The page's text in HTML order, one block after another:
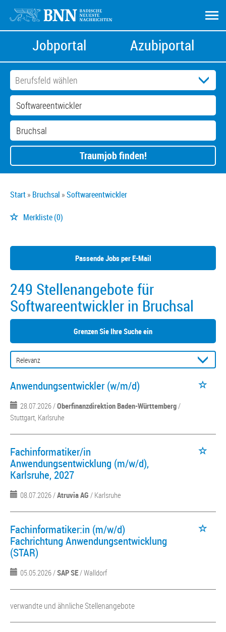
Jobportal Azubiportal
Traumjob finden!
Start Bruchsal Softwareentwickler
Merkliste(0)
Passende Jobs per E-Mail
249 Stellenangebote für
Softwareentwickler in Bruchsal
Grenzen Sie Ihre Suche ein
Anwendungsentwickler (w/m/d)
28.07.2026 /Oberfinanzdirektion Baden-Württemberg/
Stuttgart, Karlsruhe
Fachinformatiker/in
Anwendungsentwicklung (m/w/d),
Karlsruhe, 2027
08.07.2026 /Atruvia AG / Karlsruhe
Fachinformatiker:in (m/w/d)
Fachrichtung Anwendungsentwicklung
(STAR)
05.05.2026 /SAP SE/ Walldorf
verwandte und ähnliche Stellenangebote